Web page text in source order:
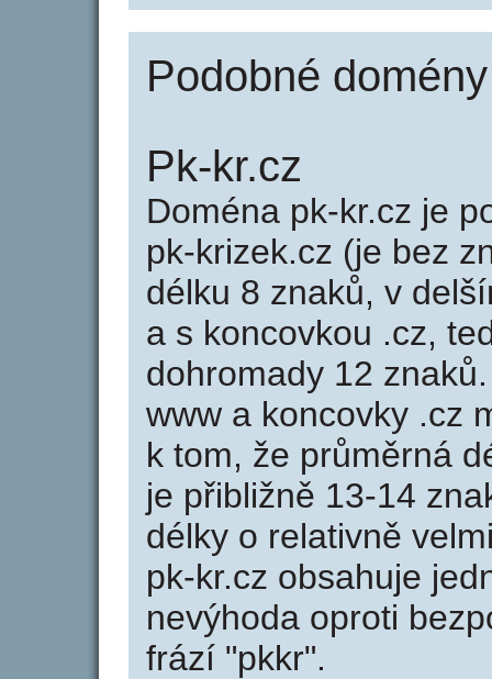
Podobné
Pk-kr.cz
Doména pk-kr.cz je
pk-krizek.cz (je bez
délku 8 znaků, v
a s koncovkou .cz,
dohromady 12
www a koncovky .cz
k tom, že průměrná
je přibližně 13-14
délky o relativně
pk-kr.cz obsahuje
nevýhoda oproti
frází "pkkr".